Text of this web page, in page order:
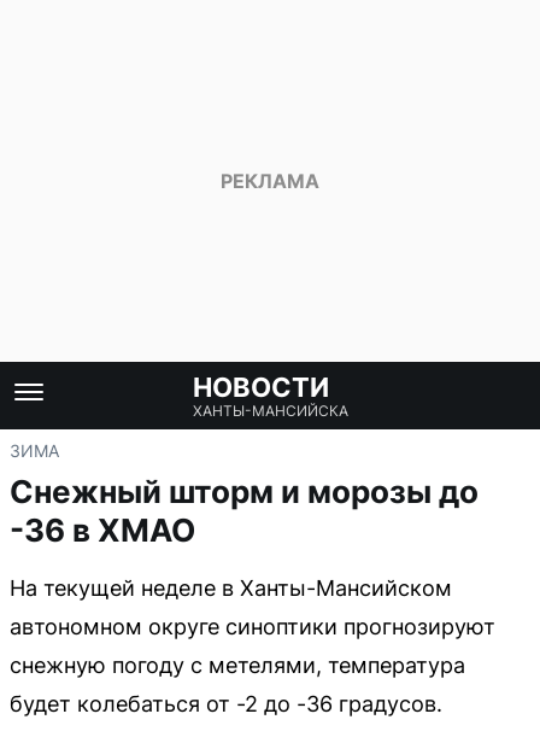
НОВОСТИ
ХАНТЫ-МАНСИЙСКА
ЗИМА
Снежный шторм и морозы до
-36 в ХМАО
На текущей неделе в Ханты-Мансийском
автономном округе синоптики прогнозируют
снежную погоду с метелями, температура
будет колебаться от -2 до -36 градусов.